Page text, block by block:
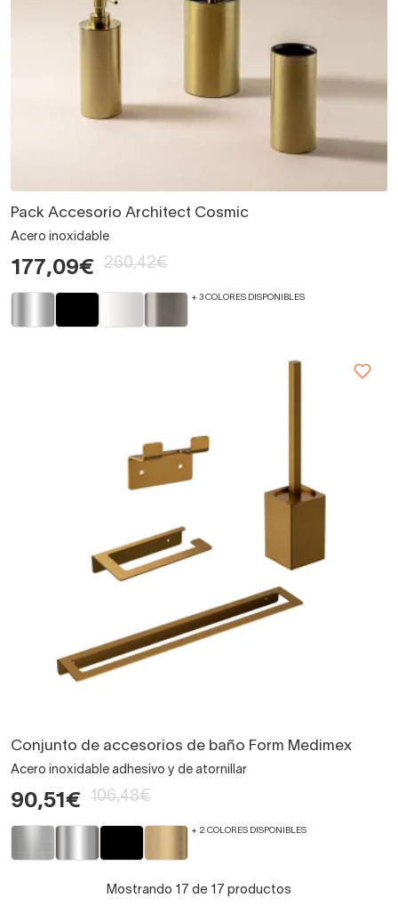
Pack Accesorio Architect Cosmic
Acero inoxidable
177,09€ 260,42€
+ 3 COLORES DISPONIBLES
Conjunto de accesorios de baño Form Medimex
Acero inoxidable adhesivo y de atornillar
90,51€ 106,48€
+ 2 COLORES DISPONIBLES
Mostrando 17 de 17 productos